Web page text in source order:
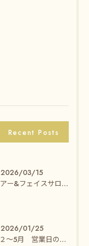
Recent Posts
2026/03/15
ヘアー&フェイスサロン グレイスでは、一緒に働いてくださる
2026/01/25
✨２〜5月 営業日のお知らせ✨